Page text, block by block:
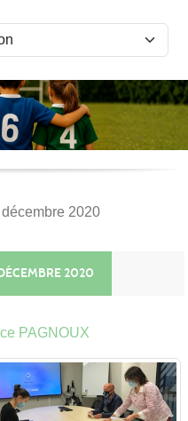
2020
2020
PAGNOUX